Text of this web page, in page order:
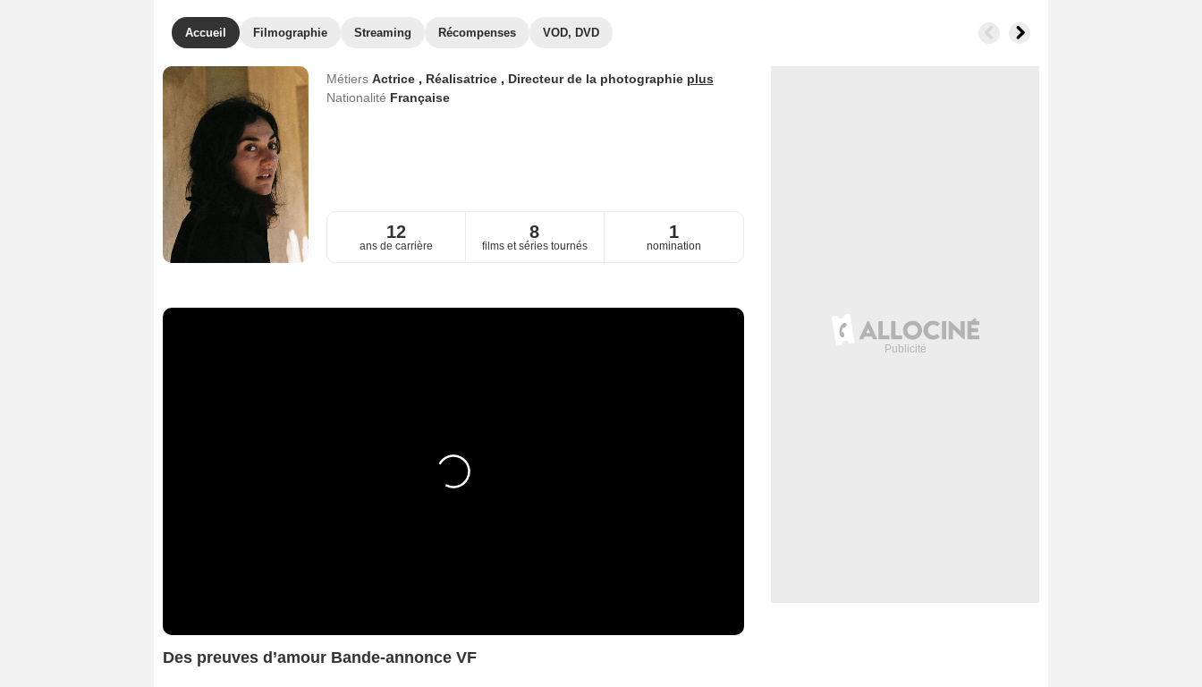
Accueil Filmographie Streaming Récompenses VOD, DVD
Métiers Actrice , Réalisatrice , Directeur de la photographie plus
Nationalité Française
12
ans de carrière
8
films et séries tournés
1
nomination
Des preuves d’amour Bande-annonce VF